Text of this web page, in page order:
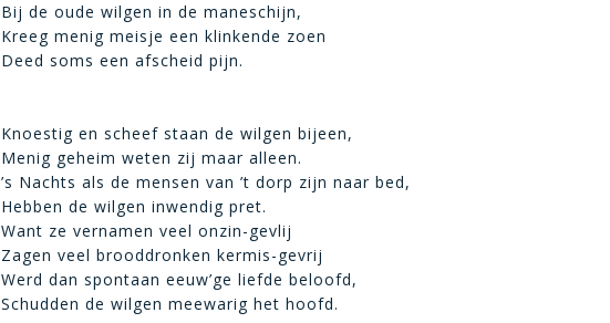
Bij de oude wilgen in de maneschijn,
Kreeg menig meisje een klinkende zoen
Deed soms een afscheid pijn.
Knoestig en scheef staan de wilgen bijeen,
Menig geheim weten zij maar alleen.
’s Nachts als de mensen van ’t dorp zijn naar bed,
Hebben de wilgen inwendig pret.
Want ze vernamen veel onzin-gevlij
Zagen veel brooddronken kermis-gevrij
Werd dan spontaan eeuw’ge liefde beloofd,
Schudden de wilgen meewarig het hoofd.